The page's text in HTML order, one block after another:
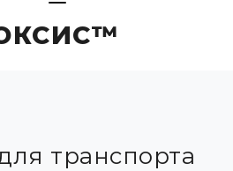
транспорта